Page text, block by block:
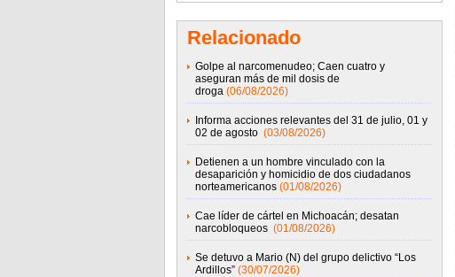
Relacionado
Golpe al narcomenudeo; Caen cuatro y
aseguran más de mil dosis de
droga (06/08/2026)
Informa acciones relevantes del 31 de julio, 01 y
02 de agosto (03/08/2026)
Detienen a un hombre vinculado con la
desaparición y homicidio de dos ciudadanos
norteamericanos (01/08/2026)
Cae líder de cártel en Michoacán; desatan
narcobloqueos (01/08/2026)
Se detuvo a Mario (N) del grupo delictivo “Los
Ardillos” (30/07/2026)